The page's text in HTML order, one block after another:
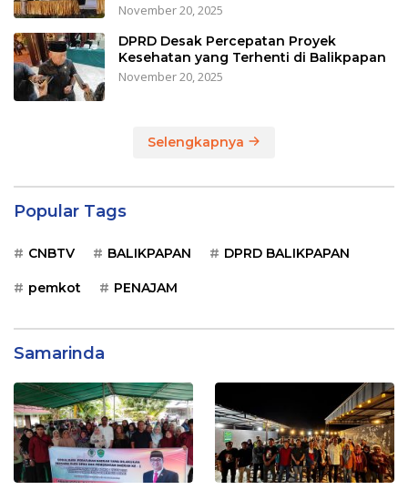
November 20, 2025
DPRD Desak Percepatan Proyek
Kesehatan yang Terhenti di Balikpapan
November 20, 2025
Selengkapnya
Popular Tags
CNBTV BALIKPAPAN DPRD BALIKPAPAN
pemkot PENAJAM
Samarinda